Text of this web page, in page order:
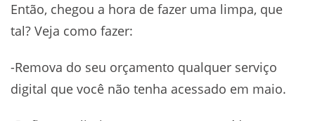
Então, chegou a hora de fazer uma limpa, que
tal? Veja como fazer:
-Remova do seu orçamento qualquer serviço
digital que você não tenha acessado em maio.